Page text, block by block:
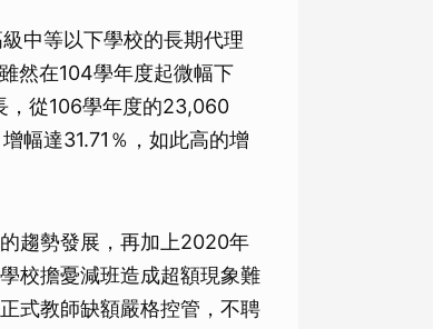
中等以下學校的長期代理
然在104學年度起微幅下
，從106學年度的23,060
幅達31.71％，如此高的增
趨勢發展，再加上2020年
校擔憂減班造成超額現象難
式教師缺額嚴格控管，不聘